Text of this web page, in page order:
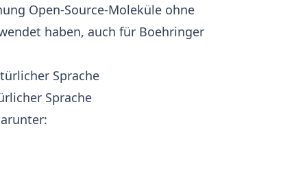
Open-Source-Moleküle ohne
haben, auch für Boehringer
Sprache
Sprache